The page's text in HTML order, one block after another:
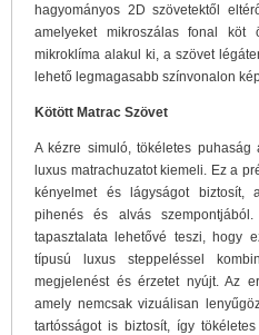
hagyományos 2D szövetektől
amelyeket mikroszálas fonal
mikroklíma alakul ki, a szövet
lehető legmagasabb színvonalon
Kötött Matrac Szövet
A kézre simuló, tökéletes
luxus matrachuzatot kiemeli. Ez a
kényelmet és lágyságot biztosít,
pihenés és alvás
tapasztalata lehetővé teszi, hogy
típusú luxus steppeléssel
megjelenést és érzetet nyújt. Az
amely nemcsak vizuálisan
tartósságot is biztosít, így